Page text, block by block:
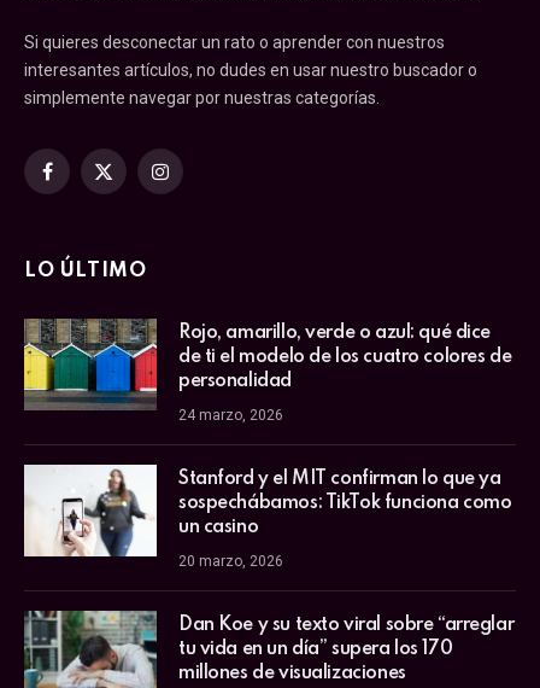
Si quieres desconectar un rato o aprender con nuestros
interesantes artículos, no dudes en usar nuestro buscador o
simplemente navegar por nuestras categorías.
Facebook
X
Instagram
LO ÚLTIMO
Rojo, amarillo, verde o azul: qué dice
de ti el modelo de los cuatro colores de
personalidad
24 marzo, 2026
Stanford y el MIT confirman lo que ya
sospechábamos: TikTok funciona como
un casino
20 marzo, 2026
Dan Koe y su texto viral sobre “arreglar
tu vida en un día” supera los 170
millones de visualizaciones